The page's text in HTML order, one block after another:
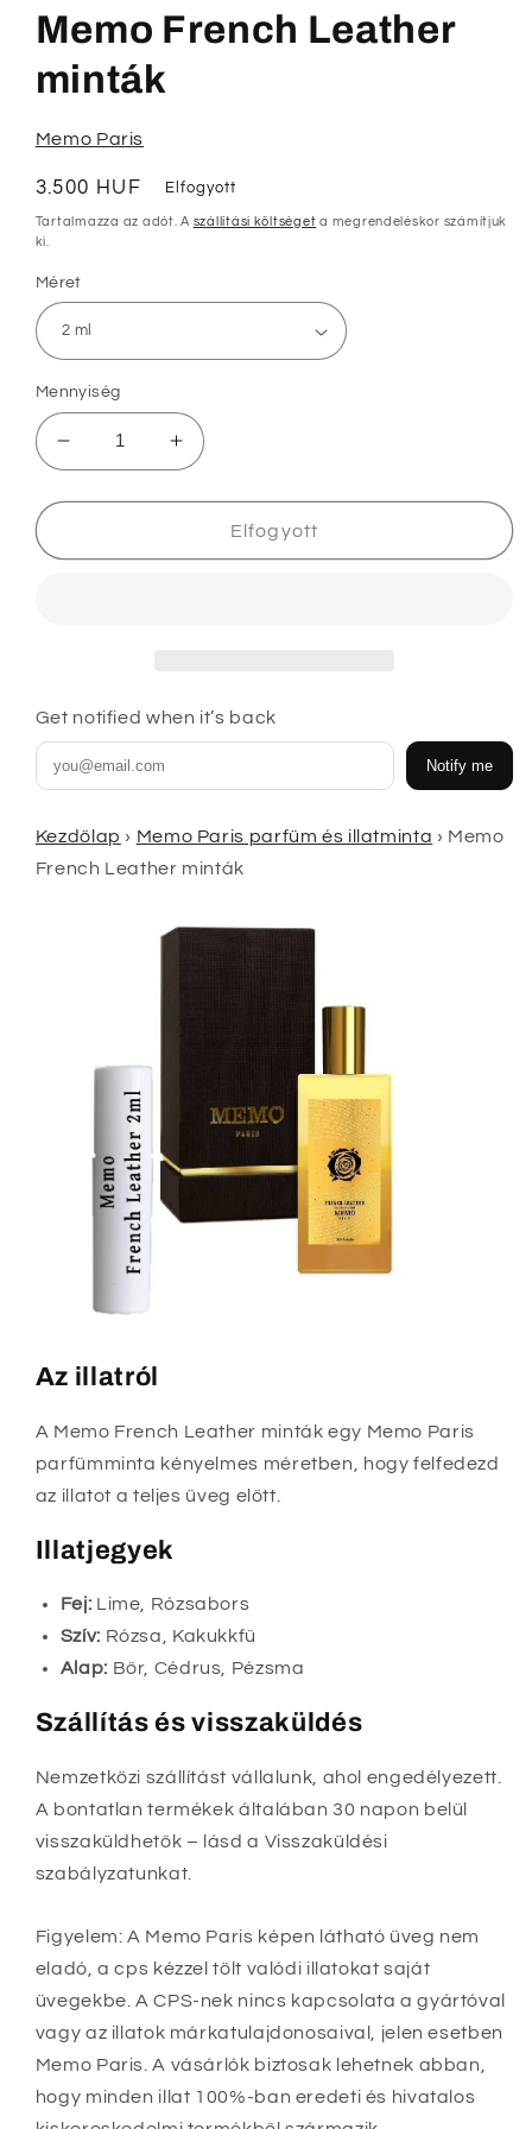
megnyitása
modális
párbeszédpanelen
Memo French Leather
minták
Memo Paris
Normál
ár
3.500 HUF Elfogyott
Tartalmazza az adót. A szállítási költséget a megrendeléskor számítjuk
ki.
Méret
Mennyiség
Memo
French
Leather
mennyiségének
Memo
French
Leather
minták
mennyiségének
Elfogyott
Get notified when it’s back
Notify me
Kezdőlap › Memo Paris parfüm és illatminta › Memo
French Leather minták
Az illatról
A Memo French Leather minták egy Memo Paris
parfümminta kényelmes méretben, hogy felfedezd
az illatot a teljes üveg előtt.
Illatjegyek
Fej: Lime, Rózsabors
Szív: Rózsa, Kakukkfű
Alap: Bőr, Cédrus, Pézsma
Szállítás és visszaküldés
Nemzetközi szállítást vállalunk, ahol engedélyezett.
A bontatlan termékek általában 30 napon belül
visszaküldhetők – lásd a Visszaküldési
szabályzatunkat.
Figyelem: A Memo Paris képen látható üveg nem
eladó, a cps kézzel tölt valódi illatokat saját
üvegekbe. A CPS-nek nincs kapcsolata a gyártóval
vagy az illatok márkatulajdonosaival, jelen esetben
Memo Paris. A vásárlók biztosak lehetnek abban,
hogy minden illat 100%-ban eredeti és hivatalos